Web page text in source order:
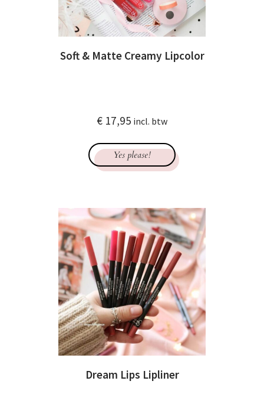
Soft & Matte Creamy Lipcolor
€ 17,95 incl. btw
Yes please!
Dream Lips Lipliner